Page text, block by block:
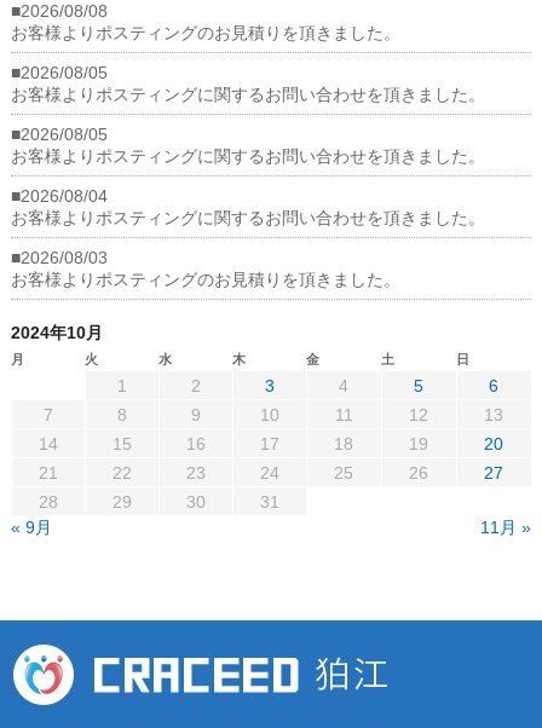
■2026/08/08
お客様よりポスティングのお見積りを頂きました。
■2026/08/05
お客様よりポスティングに関するお問い合わせを頂きました。
■2026/08/05
お客様よりポスティングに関するお問い合わせを頂きました。
■2026/08/04
お客様よりポスティングに関するお問い合わせを頂きました。
■2026/08/03
お客様よりポスティングのお見積りを頂きました。
2024年10月
月 火 水 木 金 土 日
« 9月 11月 »
1 2 3 4 5
6
7
8 9 10 11 12
13
14
15 16 17 18 19
20
21
22 23 24 25 26
27
28
29 30 31